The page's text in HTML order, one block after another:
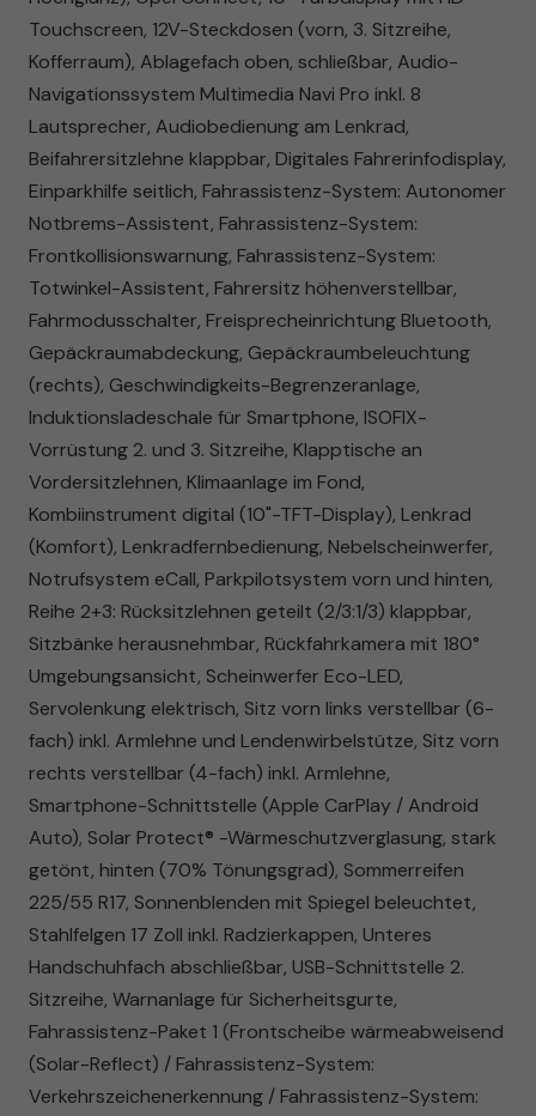
Touchscreen, 12V-Steckdosen (vorn, 3. Sitzreihe,
Kofferraum), Ablagefach oben, schließbar, Audio-
Navigationssystem Multimedia Navi Pro inkl. 8
Lautsprecher, Audiobedienung am Lenkrad,
Beifahrersitzlehne klappbar, Digitales Fahrerinfodisplay,
Einparkhilfe seitlich, Fahrassistenz-System: Autonomer
Notbrems-Assistent, Fahrassistenz-System:
Frontkollisionswarnung, Fahrassistenz-System:
Totwinkel-Assistent, Fahrersitz höhenverstellbar,
Fahrmodusschalter, Freisprecheinrichtung Bluetooth,
Gepäckraumabdeckung, Gepäckraumbeleuchtung
(rechts), Geschwindigkeits-Begrenzeranlage,
Induktionsladeschale für Smartphone, ISOFIX-
Vorrüstung 2. und 3. Sitzreihe, Klapptische an
Vordersitzlehnen, Klimaanlage im Fond,
Kombiinstrument digital (10"-TFT-Display), Lenkrad
(Komfort), Lenkradfernbedienung, Nebelscheinwerfer,
Notrufsystem eCall, Parkpilotsystem vorn und hinten,
Reihe 2+3: Rücksitzlehnen geteilt (2/3:1/3) klappbar,
Sitzbänke herausnehmbar, Rückfahrkamera mit 180°
Umgebungsansicht, Scheinwerfer Eco-LED,
Servolenkung elektrisch, Sitz vorn links verstellbar (6-
fach) inkl. Armlehne und Lendenwirbelstütze, Sitz vorn
rechts verstellbar (4-fach) inkl. Armlehne,
Smartphone-Schnittstelle (Apple CarPlay / Android
Auto), Solar Protect® -Wärmeschutzverglasung, stark
getönt, hinten (70% Tönungsgrad), Sommerreifen
225/55 R17, Sonnenblenden mit Spiegel beleuchtet,
Stahlfelgen 17 Zoll inkl. Radzierkappen, Unteres
Handschuhfach abschließbar, USB-Schnittstelle 2.
Sitzreihe, Warnanlage für Sicherheitsgurte,
Fahrassistenz-Paket 1 (Frontscheibe wärmeabweisend
(Solar-Reflect) / Fahrassistenz-System:
Verkehrszeichenerkennung / Fahrassistenz-System: